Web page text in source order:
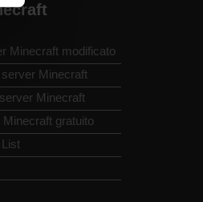
Minecraft modificato
Minecraft
Minecraft
gratuito